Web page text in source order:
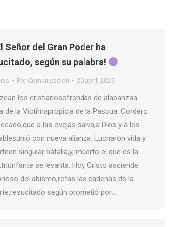
Señor del Gran Poder ha
según su palabra!
Por Comunicacion 20 abril, 2025
los cristianosofrendas de alabanzaa
de la Víctimapropicia de la Pascua. Cordero
a las ovejas salva,a Dios y a los
con nueva alianza. Lucharon vida y
singular batalla,y, muerto el que es la
se levanta. Hoy Cristo asciende
del abismo,rotas las cadenas de la
según prometió por…